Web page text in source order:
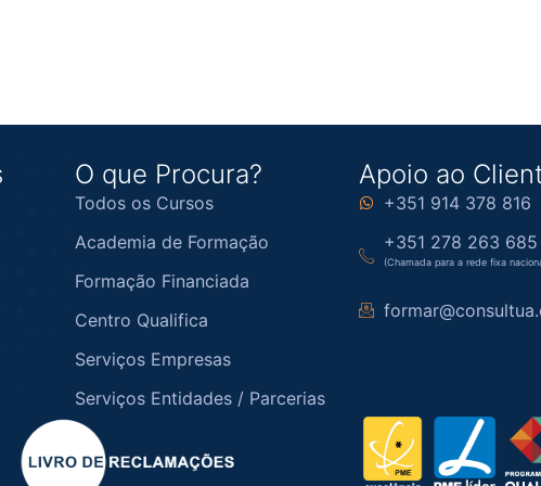
O que Procura?
Todos os Cursos
Academia de Formação
Formação Financiada
Centro Qualifica
Serviços Empresas
Serviços Entidades / Parcerias
Apoio ao
+351 914 378 816
+351 278 263 685
(Chamada para a rede fixa